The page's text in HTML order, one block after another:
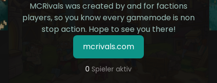
MCRivals was created by and for factions
players, so you know every gamemode is non
stop action. Hope to see you there!
mcrivals.com
0 Spieler aktiv